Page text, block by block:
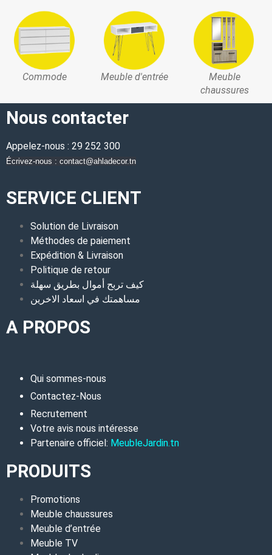
Commode Meuble d'entrée
Meuble
chaussures
Nous contacter
Appelez-nous : 29 252 300
Écrivez-nous : contact@ahladecor.tn
SERVICE CLIENT
Solution de Livraison
Méthodes de paiement
Expédition & Livraison
Politique de retour
كيف تربح أموال بطريق سهلة
مساهمتك في اسعاد الاخرين
A PROPOS
Qui sommes-nous
Contactez-Nous
Recrutement
Votre avis nous intéresse
Partenaire officiel: MeubleJardin.tn
PRODUITS
Promotions
Meuble chaussures
Meuble d’entrée
Meuble TV